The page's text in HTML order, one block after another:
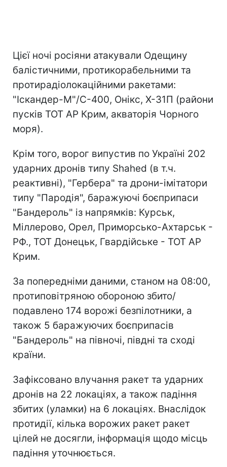
Цієї ночі росіяни атакували Одещину
балістичними, протикорабельними та
протирадіолокаційними ракетами:
"Іскандер-М"/С-400, Онікс, Х-31П (райони
пусків ТОТ АР Крим, акваторія Чорного
моря).
Крім того, ворог випустив по Україні 202
ударних дронів типу Shahed (в т.ч.
реактивні), "Гербера" та дрони-імітатори
типу "Пародія", баражуючі боєприпаси
"Бандероль" із напрямків: Курськ,
Міллерово, Орел, Приморсько-Ахтарськ -
РФ., ТОТ Донецьк, Гвардійське - ТОТ АР
Крим.
За попередніми даними, станом на 08:00,
протиповітряною обороною збито/
подавлено 174 ворожі безпілотники, а
також 5 баражуючих боєприпасів
"Бандероль" на півночі, півдні та сході
країни.
Зафіксовано влучання ракет та ударних
дронів на 22 локаціях, а також падіння
збитих (уламки) на 6 локаціях. Внаслідок
протидії, кілька ворожих ракет ракет
цілей не досягли, інформація щодо місць
падіння уточнюється.